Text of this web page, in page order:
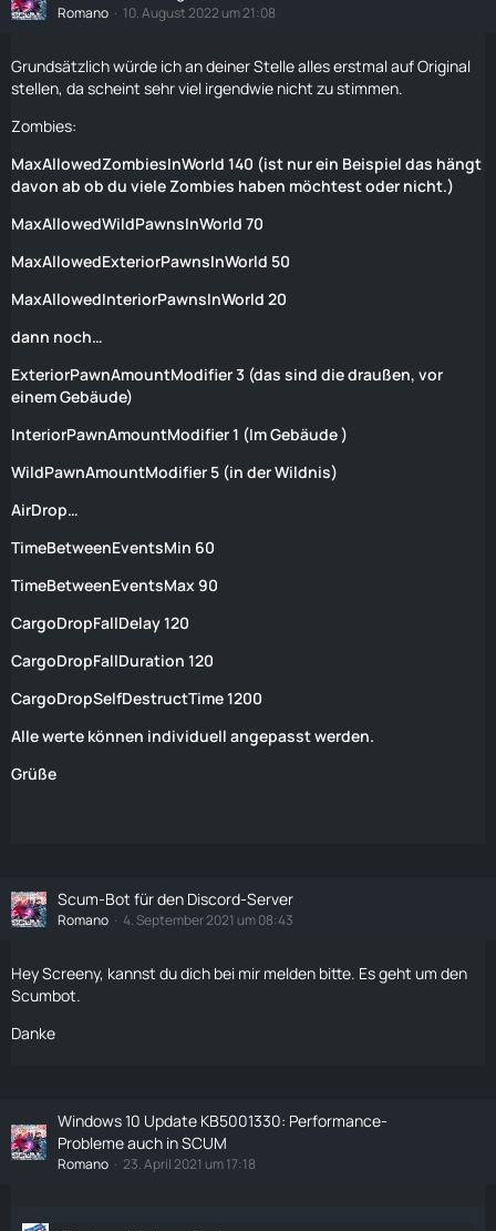
Romano 10. August 2022 um 21:08
Grundsätzlich würde ich an deiner Stelle alles erstmal auf Original
stellen, da scheint sehr viel irgendwie nicht zu stimmen.
Zombies:
MaxAllowedZombiesInWorld 140 (ist nur ein Beispiel das hängt
davon ab ob du vieleZombies haben möchtest oder nicht.)
MaxAllowedWildPawnsInWorld 70
MaxAllowedExteriorPawnsInWorld 50
MaxAllowedInteriorPawnsInWorld 20
dann noch…
ExteriorPawnAmountModifier 3 (das sind die draußen, vor
einem Gebäude)
InteriorPawnAmountModifier 1 (Im Gebäude )
WildPawnAmountModifier 5 (in der Wildnis)
AirDrop…
TimeBetweenEventsMin 60
TimeBetweenEventsMax 90
CargoDropFallDelay 120
CargoDropFallDuration 120
CargoDropSelfDestructTime 1200
Alle werte können individuell angepasst werden.
Grüße
Scum-Bot für den Discord-Server
Romano 4. September 2021 um 08:43
Hey Screeny, kannst du dich bei mir melden bitte. Es geht um den
Scumbot.
Danke
Windows 10 Update KB5001330: Performance-
Probleme auch in SCUM
Romano 23. April 2021 um 17:18